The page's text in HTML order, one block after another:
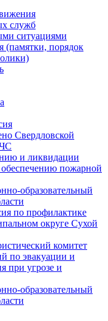
служб
ситуациями
(памятки, порядок
Свердловской
и ликвидации
пожарной
образовательный
по профилактике
округе Сухой
комитет
по эвакуации и
при угрозе и
образовательный